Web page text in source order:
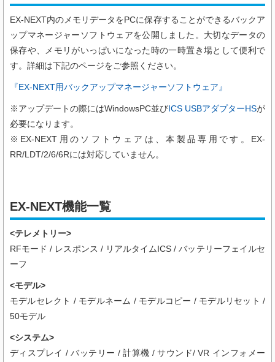
EX-NEXT内のメモリデータをPCに保存することができるバックア
ップマネージャーソフトウェアを公開しました。大切なデータの
保存や、メモリがいっぱいになった時の一時置き場として便利で
す。詳細は下記のページをご参照ください。
『EX-NEXT用バックアップマネージャーソフトウェア』
※アップデートの際にはWindowsPC並びICS USBアダプターHSが
必要になります。
※EX-NEXT用のソフトウェアは、本製品専用です。EX-
RR/LDT/2/6/6Rには対応していません。
EX-NEXT機能一覧
<テレメトリー>
RFモード / レスポンス / リアルタイムICS / バッテリーフェイルセ
ーフ
<モデル>
モデルセレクト / モデルネーム / モデルコピー / モデルリセット /
50モデル
<システム>
ディスプレイ / バッテリー / 計算機 / サウンド/ VR インフォメー